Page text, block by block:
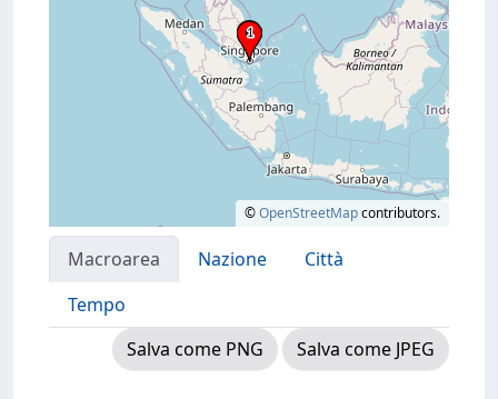
©OpenStreetMapcontributors.
Macroarea Nazione
Città
Tempo
Salva come PNG
Salva come JPEG